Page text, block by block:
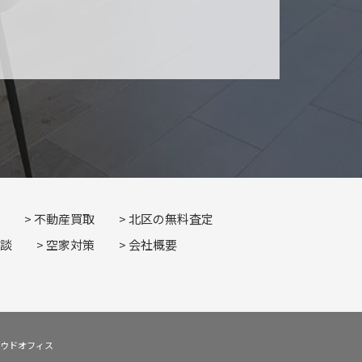
不動産買取
北区の無料査定
空家対策 会社概要
ドオフィス